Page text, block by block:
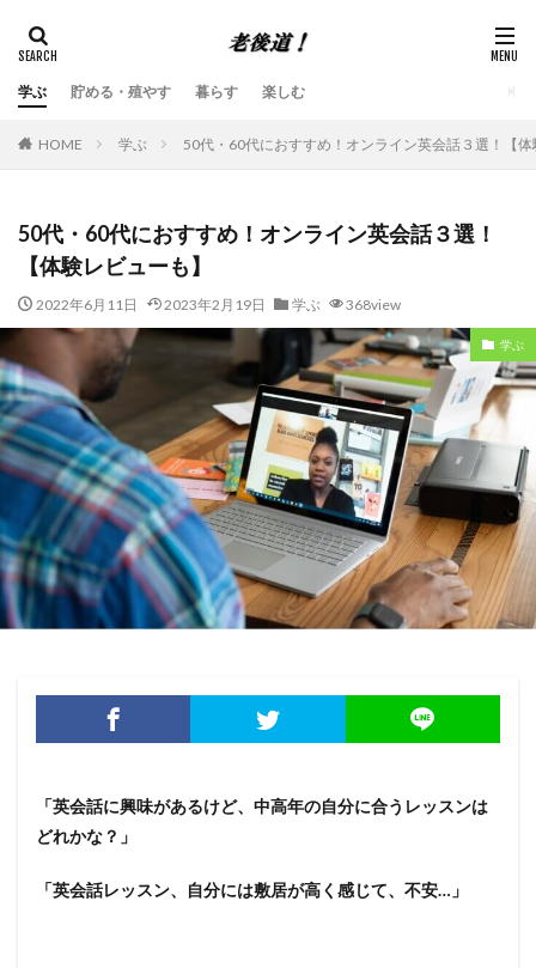
学ぶ 貯める・殖やす 暮らす 楽しむ
HOME 学ぶ 50代・60代におすすめ！オンライン英会話３選！【
50代・60代におすすめ！オンライン英会話３選！
【体験レビューも】
2022年6月11日 2023年2月19日 学ぶ 368view
学ぶ
「英会話に興味があるけど、中高年の自分に合うレッスンは
どれかな？」
「英会話レッスン、自分には敷居が高く感じて、不安…」